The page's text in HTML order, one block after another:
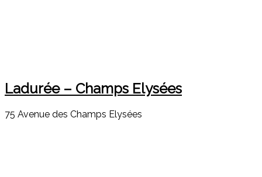
Ladurée – Champs Elysées
75 Avenue des Champs Elysées